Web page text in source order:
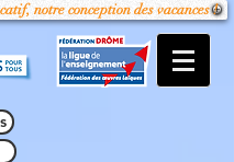
notre conception des vacances !